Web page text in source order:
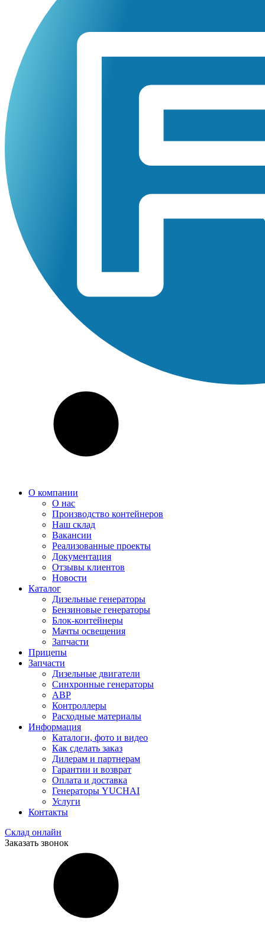
О компании
О нас
Производство контейнеров
Наш склад
Вакансии
Реализованные проекты
Документация
Отзывы клиентов
Новости
Каталог
Дизельные генераторы
Бензиновые генераторы
Блок-контейнеры
Мачты освещения
Запчасти
Прицепы
Запчасти
Дизельные двигатели
Синхронные генераторы
АВР
Контроллеры
Расходные материалы
Информация
Каталоги, фото и видео
Как сделать заказ
Дилерам и партнерам
Гарантии и возврат
Оплата и доставка
Генераторы YUCHAI
Услуги
Контакты
Склад онлайн
Заказать звонок